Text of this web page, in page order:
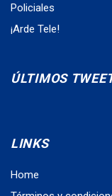
Policiales
¡Arde Tele!
ÚLTIMOS
LINKS
Home